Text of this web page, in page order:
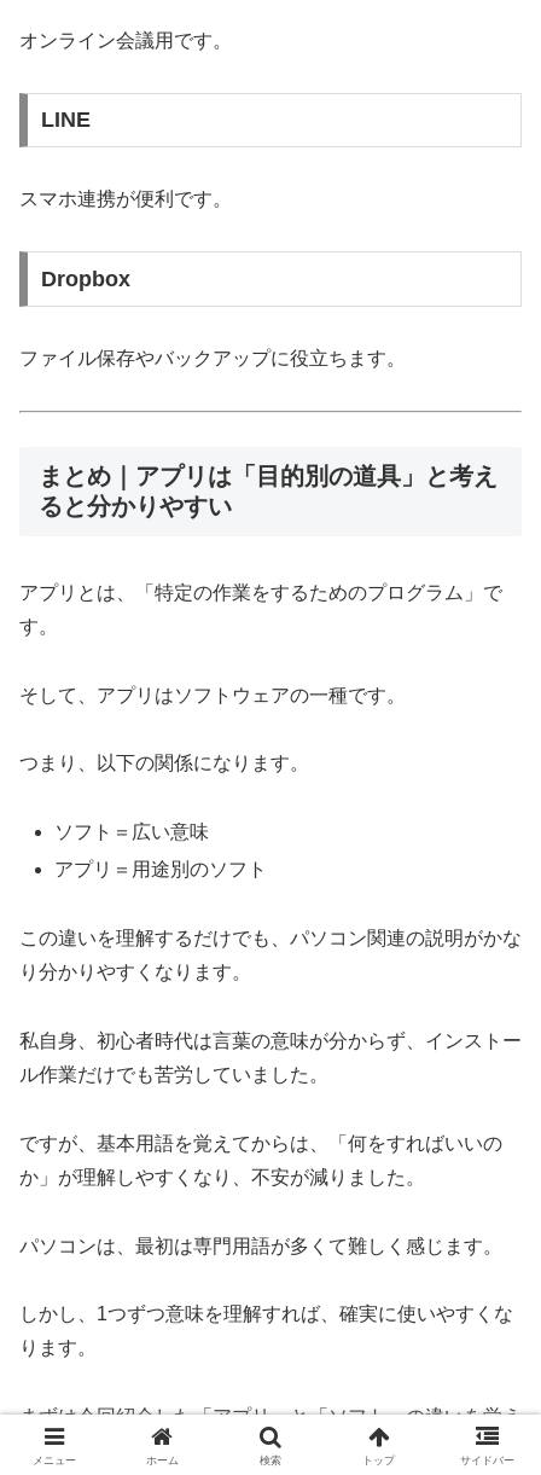
オンライン会議用です。
LINE
スマホ連携が便利です。
Dropbox
ファイル保存やバックアップに役立ちます。
まとめ｜アプリは「目的別の道具」と考え
ると分かりやすい
アプリとは、「特定の作業をするためのプログラム」で
す。
そして、アプリはソフトウェアの一種です。
つまり、以下の関係になります。
ソフト＝広い意味
アプリ＝用途別のソフト
この違いを理解するだけでも、パソコン関連の説明がかな
り分かりやすくなります。
私自身、初心者時代は言葉の意味が分からず、インストー
ル作業だけでも苦労していました。
ですが、基本用語を覚えてからは、「何をすればいいの
か」が理解しやすくなり、不安が減りました。
パソコンは、最初は専門用語が多くて難しく感じます。
しかし、1つずつ意味を理解すれば、確実に使いやすくな
ります。
まずは今回紹介した「アプリ」と「ソフト」の違いを覚え
て、パソコン操作に慣れていきましょう。
メニュー ホーム 検索 トップ サイドバー